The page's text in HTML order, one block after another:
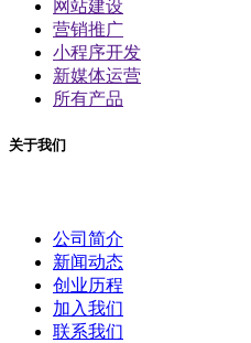
网站建设
营销推广
小程序开发
新媒体运营
所有产品
关于我们
公司简介
新闻动态
创业历程
加入我们
联系我们